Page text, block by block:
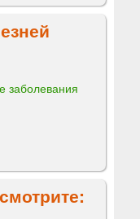
заболевания